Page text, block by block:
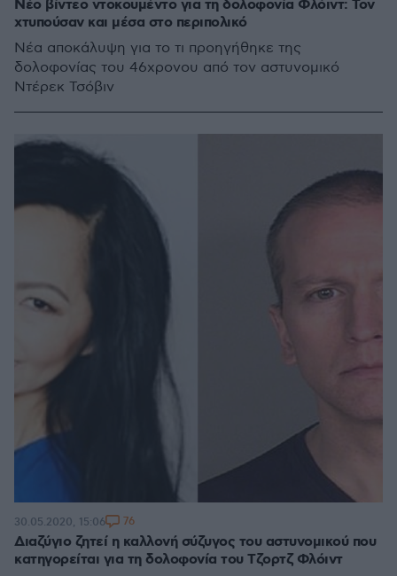
Νέο βίντεο ντοκουμέντο για τη δολοφονία Φλόιντ: Τον
χτυπούσαν και μέσα στο περιπολικό
Νέα αποκάλυψη για το τι προηγήθηκε της
δολοφονίας του 46χρονου από τον αστυνομικό
Ντέρεκ Τσόβιν
Διαζύγιο ζητεί η καλλονή σύζυγος του αστυνομικού που
κατηγορείται για τη δολοφονία του Τζορτζ Φλόιντ
30.05.2020, 15:06 76